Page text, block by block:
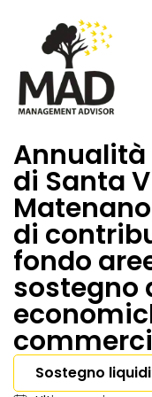
Annualità
di Santa
di
fondo
sostegno
Sostegno